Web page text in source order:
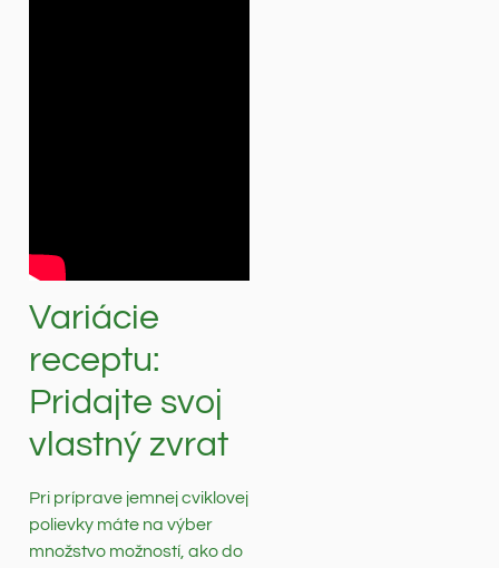
Variácie
receptu:
Pridajte svoj
vlastný zvrat
Pri príprave jemnej cviklovej
polievky máte na výber
množstvo možností, ako do